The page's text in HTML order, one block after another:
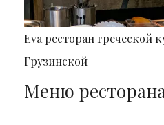
Eva ресторан греческой
Грузинской
Меню